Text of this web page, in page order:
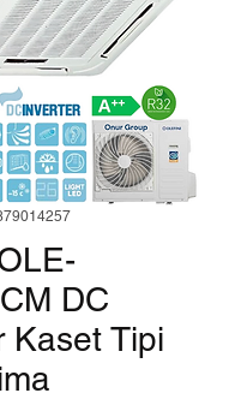
DC
Kaset Tipi